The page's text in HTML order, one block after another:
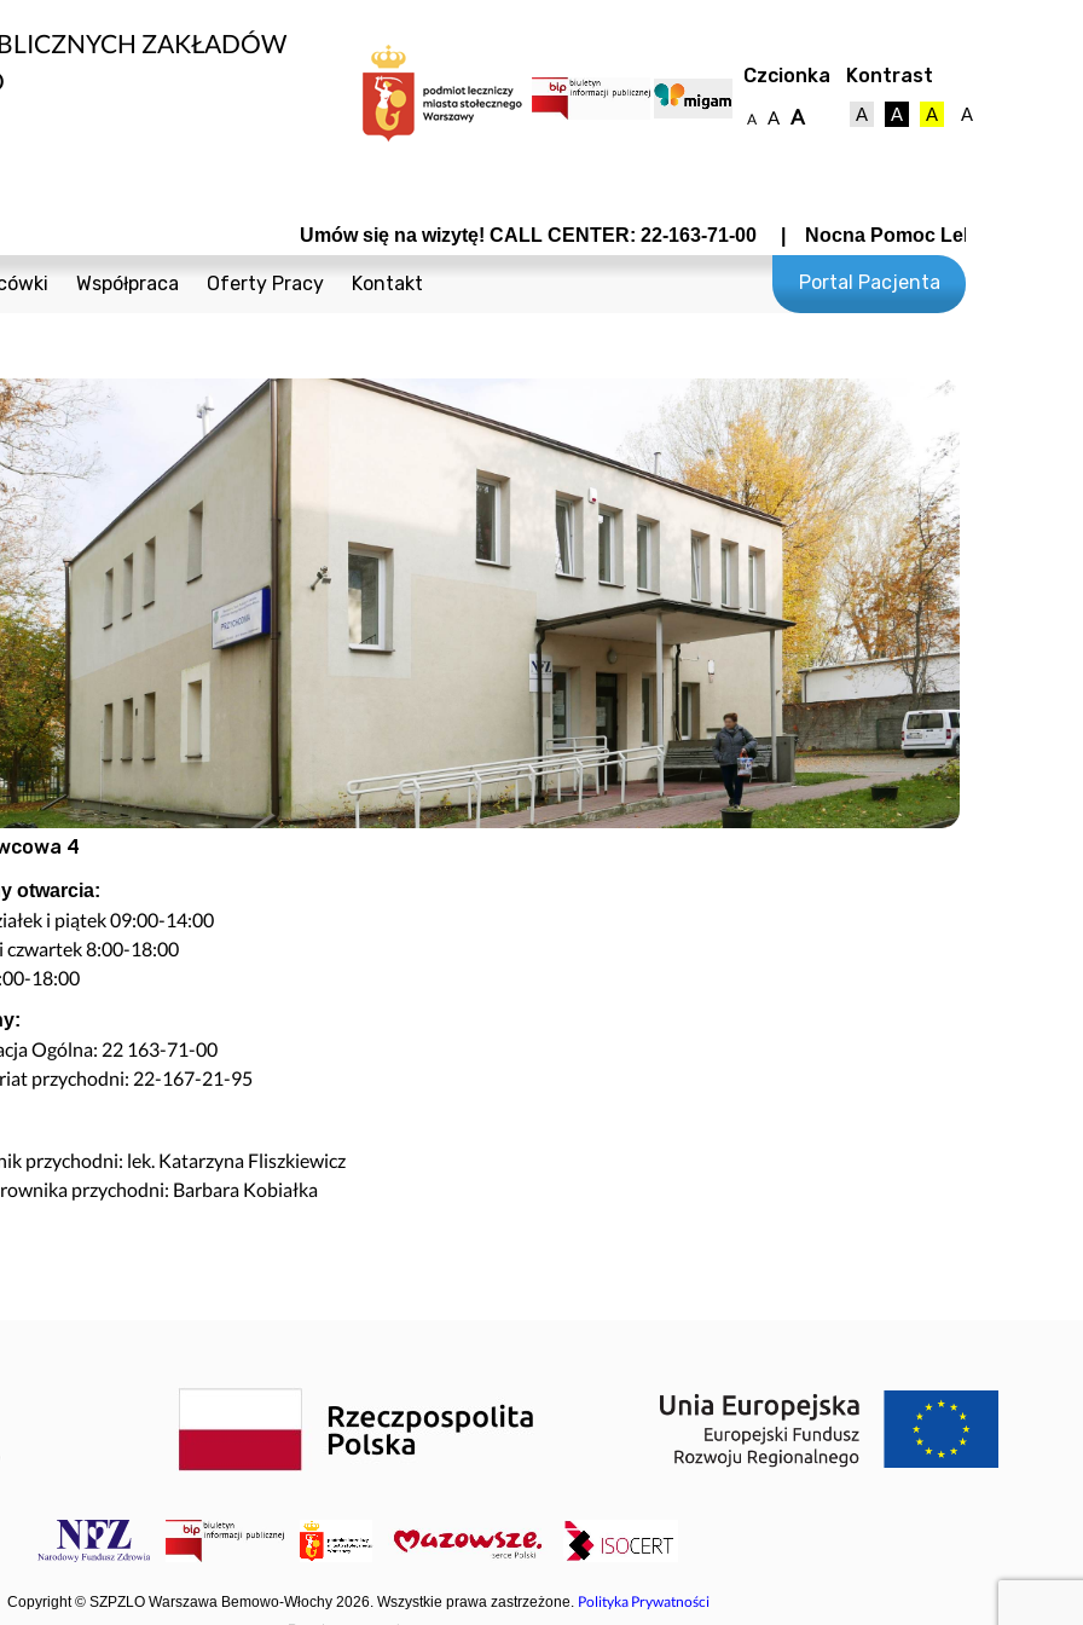
ZAKŁADÓW
Czcionka
A A A
Kontrast
A A A A
Umów się na wizytę! CALL CENTER: 22-163-71-00 | Nocna Pomoc Lekarska -
Badań Laboratoryjnych
kolonoskopii
do zabiegów endoskopowych
badań USG
Coopera 5
Czumy 1
Janiszowska 15
Powstańców Śląskich 19
Szybowcowa 4
Wrocławska 19
Transport Medyczny
Świadczenia Komercyjne
Nasze Specjalizacje
Współpraca
Powierzchnie do wynajęcia
Odsprzedaż Sprzętu Używanego
Plany postępowań
Oferty Pracy Kontakt Portal Pacjenta
4
otwarcia:
i piątek 09:00-14:00
czwartek 8:00-18:00
18:00
Ogólna: 22 163-71-00
przychodni: 22-167-21-95
przychodni: lek. Katarzyna Fliszkiewicz
przychodni: Barbara Kobiałka
Copyright © SZPZLO Warszawa Bemowo-Włochy 2026. Wszystkie prawa zastrzeżone. Polityka Prywatności